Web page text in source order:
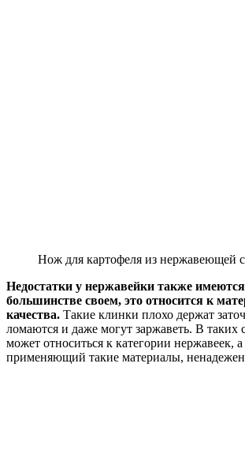
Нож для картофеля из нержавеющей
Недостатки у нержавейки также
большинстве своем, это относится к
качества. Такие клинки плохо держат
ломаются и даже могут заржаветь. В таких
может относиться к категории нержавеек,
применяющий такие материалы,